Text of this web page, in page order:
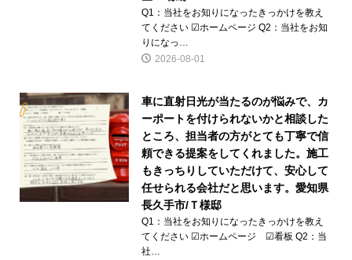
Q1：当社をお知りになったきっかけを教え
てください ☑ホームページ Q2：当社をお知
りになっ…
2026-08-01
車に直射日光が当たるのが悩みで、カ
ーポートを付けられないかと相談した
ところ、担当者の方がとても丁寧で信
頼できる提案をしてくれました。施工
もきっちりしていただけて、安心して
任せられる会社だと思います。愛知県
長久手市/Ｔ様邸
Q1：当社をお知りになったきっかけを教え
てください ☑ホームページ ☑看板 Q2：当
社…